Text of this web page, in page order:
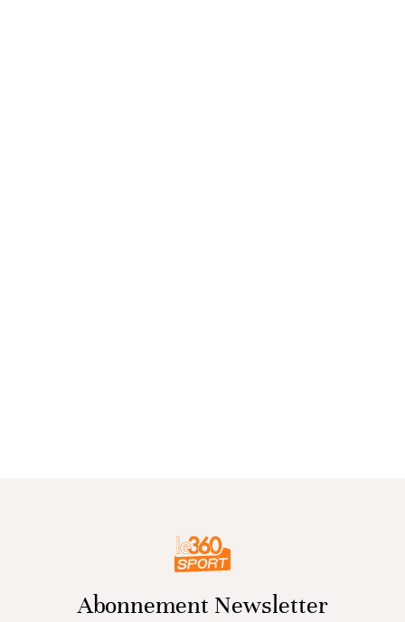
Abonnement Newsletter